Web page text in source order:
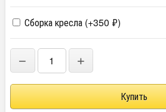
Сборка кресла (+350 ₽)
− +